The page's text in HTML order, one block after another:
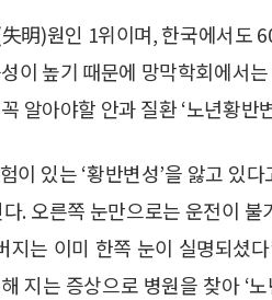
明)원인 1위이며, 한국에서도
이 높기 때문에 망막학회에서
알아야할 안과 질환 ‘노년황반
이 있는 ‘황반변성’을 앓고 있
. 오른쪽 눈만으로는 운전이
지는 이미 한쪽 눈이 실명되셨
지는 증상으로 병원을 찾아 ‘